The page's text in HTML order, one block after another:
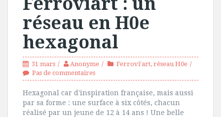
réseau en H0e
hexagonal
31 mars Anonyme Ferrovi'art, réseau H0e
Pas de commentaires
Hexagonal car d'inspiration française, mais aussi
par sa forme : une surface à six côtés, chacun
réalisé par un jeune de 12 à 14 ans ! Une belle